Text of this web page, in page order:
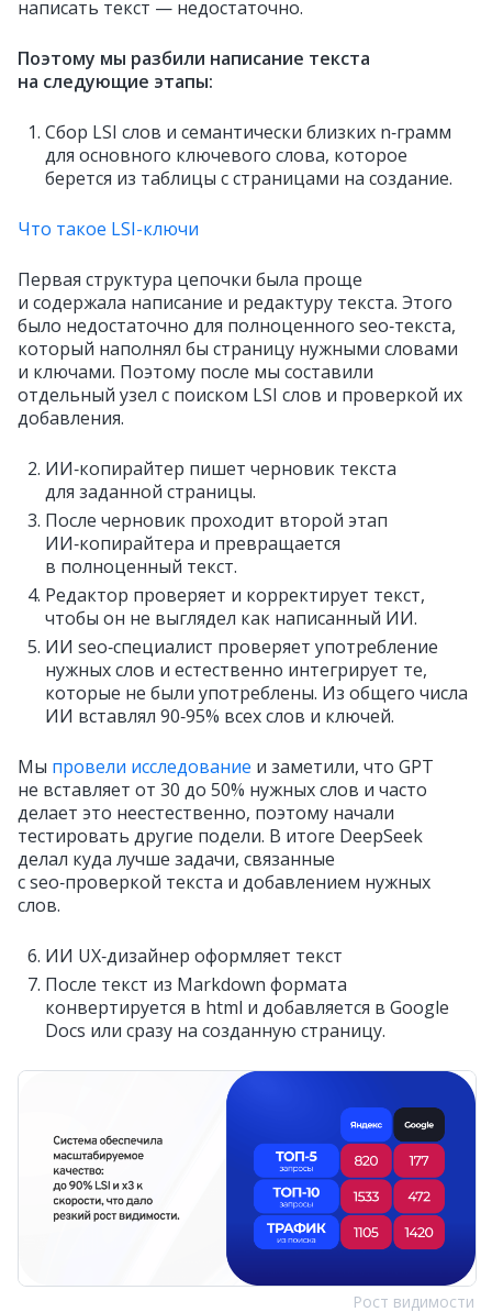
написать текст — недостаточно.
Поэтому мы разбили написание текста
на следующие этапы:
Сбор LSI слов и семантически близких n‑грамм
для основного ключевого слова, которое
берется из таблицы с страницами на создание.
Что такое LSI-ключи
Первая структура цепочки была проще
и содержала написание и редактуру текста. Этого
было недостаточно для полноценного seo‑текста,
который наполнял бы страницу нужными словами
и ключами. Поэтому после мы составили
отдельный узел с поиском LSI слов и проверкой их
добавления.
ИИ‑копирайтер пишет черновик текста
для заданной страницы.
После черновик проходит второй этап
ИИ‑копирайтера и превращается
в полноценный текст.
Редактор проверяет и корректирует текст,
чтобы он не выглядел как написанный ИИ.
ИИ seo‑специалист проверяет употребление
нужных слов и естественно интегрирует те,
которые не были употреблены. Из общего числа
ИИ вставлял 90‑95% всех слов и ключей.
Мы провели исследование и заметили, что GPT
не вставляет от 30 до 50% нужных слов и часто
делает это неестественно, поэтому начали
тестировать другие подели. В итоге DeepSeek
делал куда лучше задачи, связанные
с seo‑проверкой текста и добавлением нужных
слов.
ИИ UX‑дизайнер оформляет текст
После текст из Markdown формата
конвертируется в html и добавляется в Google
Docs или сразу на созданную страницу.
Рост видимости